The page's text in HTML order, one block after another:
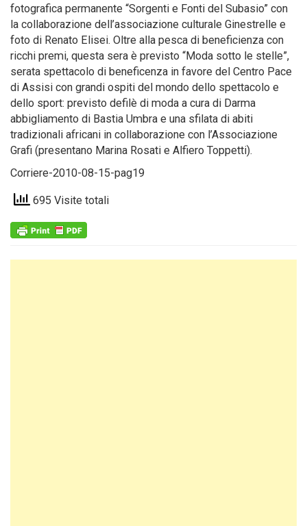
fotografica permanente “Sorgenti e Fonti del Subasio” con
la collaborazione dell’associazione culturale Ginestrelle e
foto di Renato Elisei. Oltre alla pesca di beneficienza con
ricchi premi, questa sera è previsto “Moda sotto le stelle”,
serata spettacolo di beneficenza in favore del Centro Pace
di Assisi con grandi ospiti del mondo dello spettacolo e
dello sport: previsto defilè di moda a cura di Darma
abbigliamento di Bastia Umbra e una sfilata di abiti
tradizionali africani in collaborazione con l’Associazione
Grafi (presentano Marina Rosati e Alfiero Toppetti).
Corriere-2010-08-15-pag19
695 Visite totali